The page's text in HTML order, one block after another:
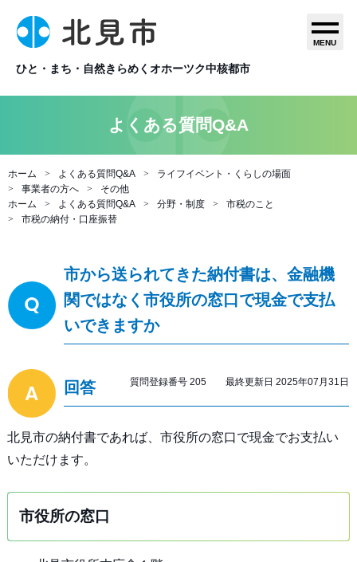
ひと・まち・自然きらめくオホーツク中核都市
MENU
よくある質問Q&A
ホーム よくある質問Q&A
ライフイベント・くらしの場面
事業者の方へ
その他
ホーム
よくある質問Q&A 分野・制度
市税のこと
市税の納付・口座振替
市から送られてきた納付書は、金融機
関ではなく市役所の窓口で現金で支払
いできますか
回答 質問登録番号 205 最終更新日 2025年07月31日
北見市の納付書であれば、市役所の窓口で現金でお支払い
いただけます。
市役所の窓口